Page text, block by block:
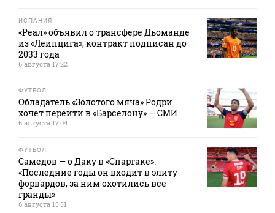
ИСПАНИЯ
«Реал» объявил о трансфере Дьоманде
из «Лейпцига», контракт подписан до
2033 года
6 августа 17:22
ФУТБОЛ
Обладатель «Золотого мяча» Родри
хочет перейти в «Барселону» — СМИ
6 августа 17:04
ФУТБОЛ
Самедов — о Даку в «Спартаке»:
«Последние годы он входит в элиту
форвардов, за ним охотились все
гранды»
6 августа 15:51